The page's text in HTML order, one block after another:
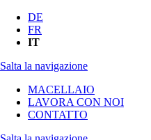
DE
FR
IT
Salta la navigazione
MACELLAIO
LAVORA CON NOI
CONTATTO